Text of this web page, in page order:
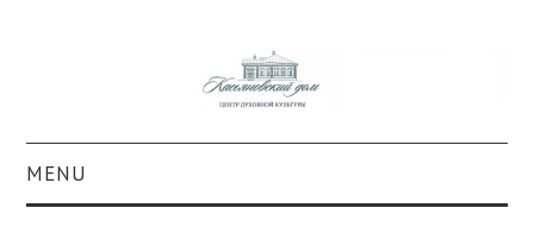
MENU